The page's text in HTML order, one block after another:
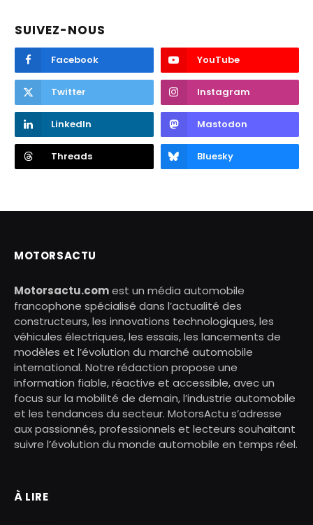
SUIVEZ-NOUS
Facebook YouTube
Twitter Instagram
LinkedIn Mastodon
Threads Bluesky
MOTORSACTU
Motorsactu.comest un média automobile
francophone spécialisé dans l’actualité des
constructeurs, les innovations technologiques, les
véhicules électriques, les essais, les lancements de
modèles et l’évolution du marché automobile
international. Notre rédaction propose une
information fiable, réactive et accessible, avec un
focus sur la mobilité de demain, l’industrie automobile
et les tendances du secteur. MotorsActu s’adresse
aux passionnés, professionnels et lecteurs souhaitant
suivre l’évolution du monde automobile en temps réel.
À LIRE